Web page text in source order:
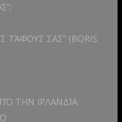
ΣΑΣ” (BORIS
ΤΗΝ ΙΡΛΑΝΔΊΑ